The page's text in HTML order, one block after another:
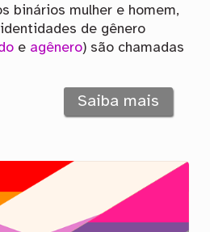
binários mulher e homem,
de gênero
e agênero) são chamadas
Saiba mais